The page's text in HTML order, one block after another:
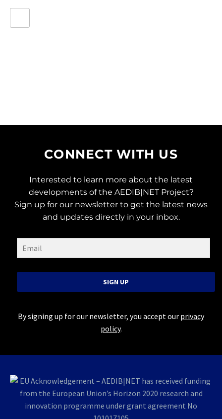
CONNECT WITH US
Interested to learn more about the latest
developments of the AEDIB|NET Project?
Sign up for our newsletter to get the latest news
and updates directly in your inbox.
SIGN UP
By signing up for our newsletter, you accept our privacy
policy.